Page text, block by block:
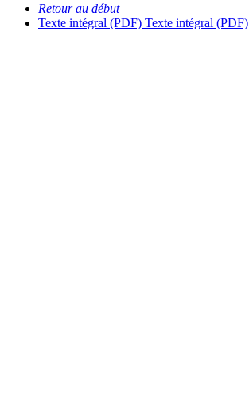
Retour au début
Texte intégral (PDF) Texte intégral (PDF)